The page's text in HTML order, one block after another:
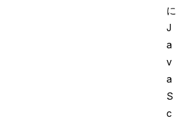
に
J
a
v
a
S
c